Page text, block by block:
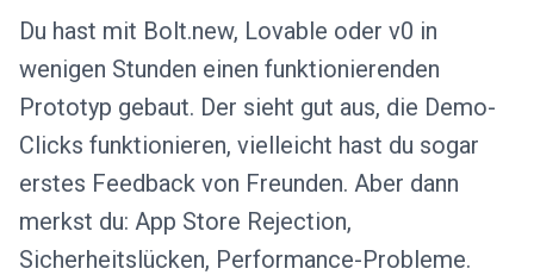
Du hast mit Bolt.new, Lovable oder v0 in
wenigen Stunden einen funktionierenden
Prototyp gebaut. Der sieht gut aus, die Demo-
Clicks funktionieren, vielleicht hast du sogar
erstes Feedback von Freunden. Aber dann
merkst du: App Store Rejection,
Sicherheitslücken, Performance-Probleme.